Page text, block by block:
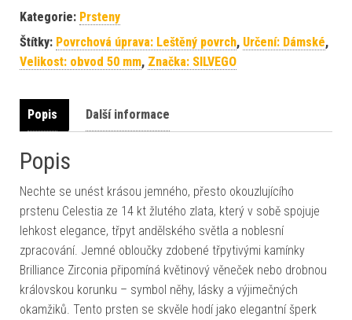
Kategorie: Prsteny
Štítky: Povrchová úprava: Leštěný povrch, Určení: Dámské,
Velikost: obvod 50 mm, Značka: SILVEGO
Popis Další informace
Popis
Nechte se unést krásou jemného, přesto okouzlujícího
prstenu Celestia ze 14 kt žlutého zlata, který v sobě spojuje
lehkost elegance, třpyt andělského světla a noblesní
zpracování. Jemné obloučky zdobené třpytivými kamínky
Brilliance Zirconia připomíná květinový věneček nebo drobnou
královskou korunku – symbol něhy, lásky a výjimečných
okamžiků. Tento prsten se skvěle hodí jako elegantní šperk